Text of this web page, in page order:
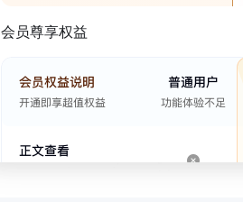
会员尊享权益